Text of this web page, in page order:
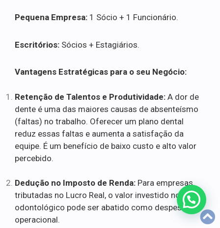
Pequena Empresa: 1 Sócio + 1 Funcionário.
Escritórios: Sócios + Estagiários.
Vantagens Estratégicas para o seu Negócio:
Retenção de Talentos e Produtividade: A dor de
dente é uma das maiores causas de absenteísmo
(faltas) no trabalho. Oferecer um plano dental
reduz essas faltas e aumenta a satisfação da
equipe. É um benefício de baixo custo e alto valor
percebido.
Dedução no Imposto de Renda: Para empresas
tributadas no Lucro Real, o valor investido no plano
odontológico pode ser abatido como despesa
operacional.